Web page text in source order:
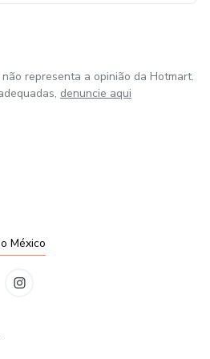
representa a opinião da Hotmart.
denuncie aqui
México